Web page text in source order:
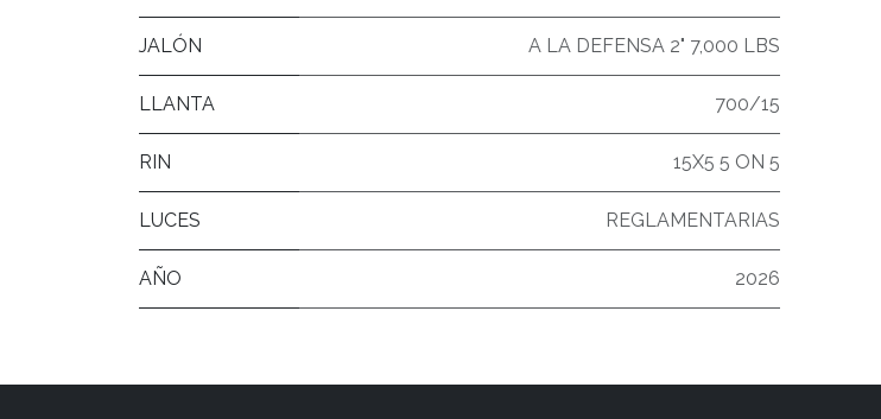
JALÓN A LA DEFENSA 2" 7,000 LBS
LLANTA 700/15
RIN 15X5 5 ON 5
LUCES REGLAMENTARIAS
AÑO 2026